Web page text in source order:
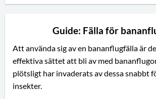
Guide: Fälla för
Att använda sig av en bananflugfälla är
effektiva sättet att bli av med
plötsligt har invaderats av dessa snabbt
insekter.